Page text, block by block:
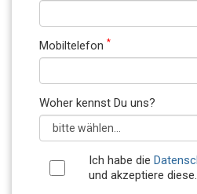
Mobiltelefon *
Woher kennst Du uns?
Ich habe die
und akzeptiere diese.